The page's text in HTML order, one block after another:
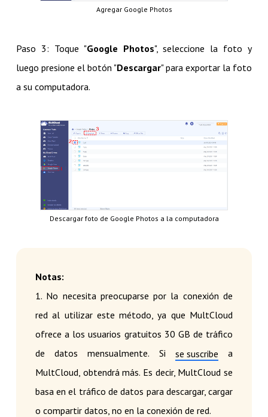
Agregar Google Photos
Paso 3: Toque "Google Photos", seleccione la foto y
luego presione el botón "Descargar" para exportar la foto
a su computadora.
Descargar foto de Google Photos a la computadora
Notas:
1. No necesita preocuparse por la conexión de
red al utilizar este método, ya que MultCloud
ofrece a los usuarios gratuitos 30 GB de tráfico
de datos mensualmente. Si se suscribe a
MultCloud, obtendrá más. Es decir, MultCloud se
basa en el tráfico de datos para descargar, cargar
o compartir datos, no en la conexión de red.